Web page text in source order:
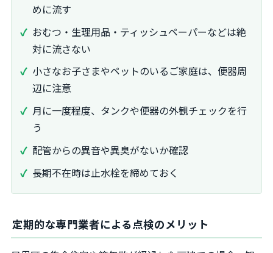
めに流す
おむつ・生理用品・ティッシュペーパーなどは絶
対に流さない
小さなお子さまやペットのいるご家庭は、便器周
辺に注意
月に一度程度、タンクや便器の外観チェックを行
う
配管からの異音や異臭がないか確認
長期不在時は止水栓を締めておく
定期的な専門業者による点検のメリット